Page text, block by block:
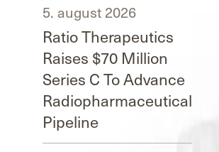
5. august 2026
Ratio Therapeutics
Raises $70 Million
Series C To Advance
Radiopharmaceutical
Pipeline